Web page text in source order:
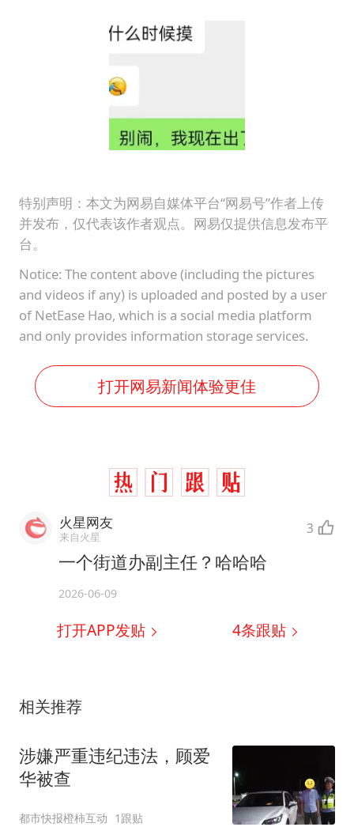
特别声明：本文为网易自媒体平台“网易号”作者上传
并发布，仅代表该作者观点。网易仅提供信息发布平
台。
Notice: The content above (including the pictures
and videos if any) is uploaded and posted by a user
of NetEase Hao, which is a social media platform
and only provides information storage services.
打开网易新闻体验更佳
火星网友
来自火星 3
一个街道办副主任？哈哈哈
2026-06-09
打开APP发贴 4条跟贴
相关推荐
涉嫌严重违纪违法，顾爱
华被查
都市快报橙柿互动 1跟贴